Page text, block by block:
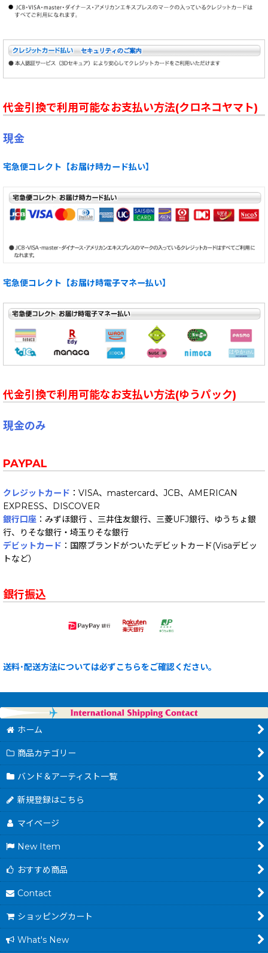
代金引換で利用可能なお支払い方法(クロネコヤマト)
現金
宅急便コレクト【お届け時カード払い】
宅急便コレクト【お届け時電子マネー払い】
代金引換で利用可能なお支払い方法(ゆうパック)
現金のみ
PAYPAL
クレジットカード ：VISA、mastercard、JCB、AMERICAN
EXPRESS、DISCOVER
銀行口座 ：みずほ銀行 、三井住友銀行、三菱UFJ銀行、ゆうちょ銀
行、りそな銀行・埼玉りそな銀行
デビットカード ：国際ブランドがついたデビットカード(Visaデビッ
トなど）
銀行振込
送料･配送方法については必ずこちらをご確認ください。
ホーム
商品カテゴリー
バンド＆アーティスト一覧
新規登録はこちら
マイページ
New Item
おすすめ商品
Contact
ショッピングカート
What's New